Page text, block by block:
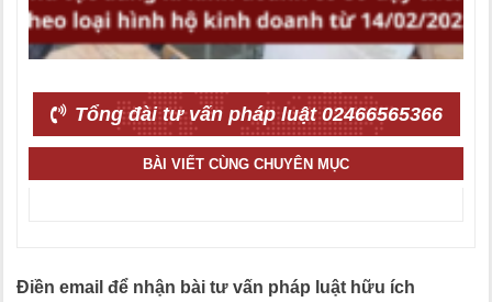
Tổng đài tư vấn pháp luật 02466565366
BÀI VIẾT CÙNG CHUYÊN MỤC
Điền email để nhận bài tư vấn pháp luật hữu ích